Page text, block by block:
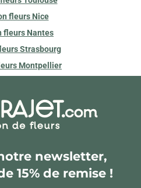
fleurs Nice
fleurs Nantes
Strasbourg
Montpellier
newsletter,
15% de remise !